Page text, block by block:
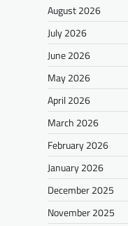
August 2026
July 2026
June 2026
May 2026
April 2026
March 2026
February 2026
January 2026
December 2025
November 2025